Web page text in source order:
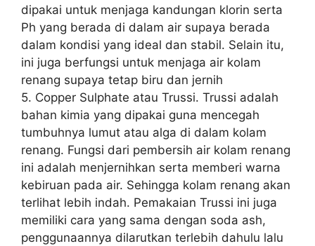
dipakai untuk menjaga kandungan klorin serta
Ph yang berada di dalam air supaya berada
dalam kondisi yang ideal dan stabil. Selain itu,
ini juga berfungsi untuk menjaga air kolam
renang supaya tetap biru dan jernih
5. Copper Sulphate atau Trussi. Trussi adalah
bahan kimia yang dipakai guna mencegah
tumbuhnya lumut atau alga di dalam kolam
renang. Fungsi dari pembersih air kolam renang
ini adalah menjernihkan serta memberi warna
kebiruan pada air. Sehingga kolam renang akan
terlihat lebih indah. Pemakaian Trussi ini juga
memiliki cara yang sama dengan soda ash,
penggunaannya dilarutkan terlebih dahulu lalu